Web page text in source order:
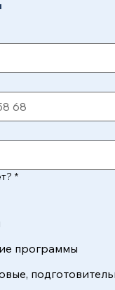
в США и
*
программы